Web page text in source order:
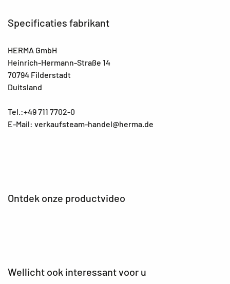
Specificaties fabrikant
HERMA GmbH
Heinrich-Hermann-Straße 14
70794 Filderstadt
Duitsland
Tel.:+49 711 7702-0
E-Mail: verkaufsteam-handel@herma.de
Ontdek onze productvideo
Wellicht ook interessant voor u